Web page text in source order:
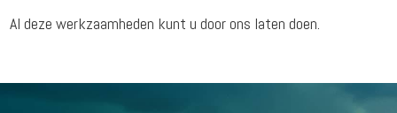
Al deze werkzaamheden kunt u door ons laten doen.